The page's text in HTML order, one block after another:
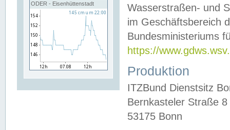
ODER - Eisenhüttenstadt
Wasserstraßen- und
im Geschäftsbereich
Bundesministeriums
https://
Produktion
ITZBund Dienstsitz
Bernkasteler Straße 8
53175 Bonn